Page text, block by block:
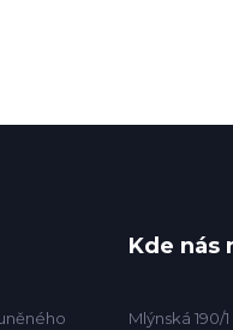
Kde nás
Mlýnská 190/1